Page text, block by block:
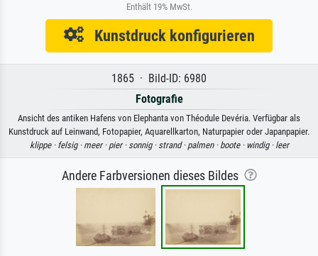
Enthält 19% MwSt.
Kunstdruck konfigurieren
1865 · Bild-ID: 6980
Fotografie
Ansicht des antiken Hafens von Elephanta von Théodule Devéria. Verfügbar als
Kunstdruck auf Leinwand, Fotopapier, Aquarellkarton, Naturpapier oder Japanpapier.
klippe · felsig · meer · pier · sonnig · strand · palmen · boote · windig · leer
Andere Farbversionen dieses Bildes